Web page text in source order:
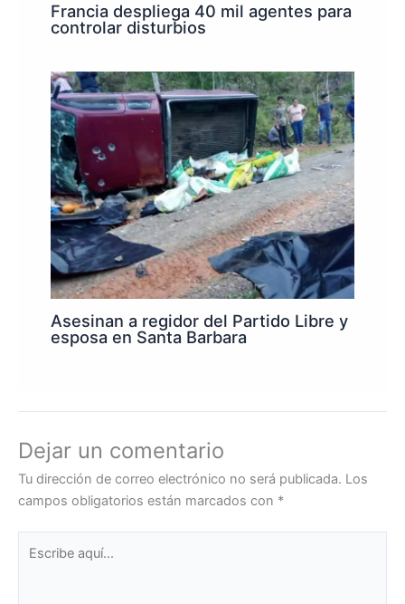
Francia despliega 40 mil agentes para
controlar disturbios
Asesinan a regidor del Partido Libre y
esposa en Santa Barbara
Dejar un comentario
Tu dirección de correo electrónico no será publicada. Los
campos obligatorios están marcados con *
aquí...